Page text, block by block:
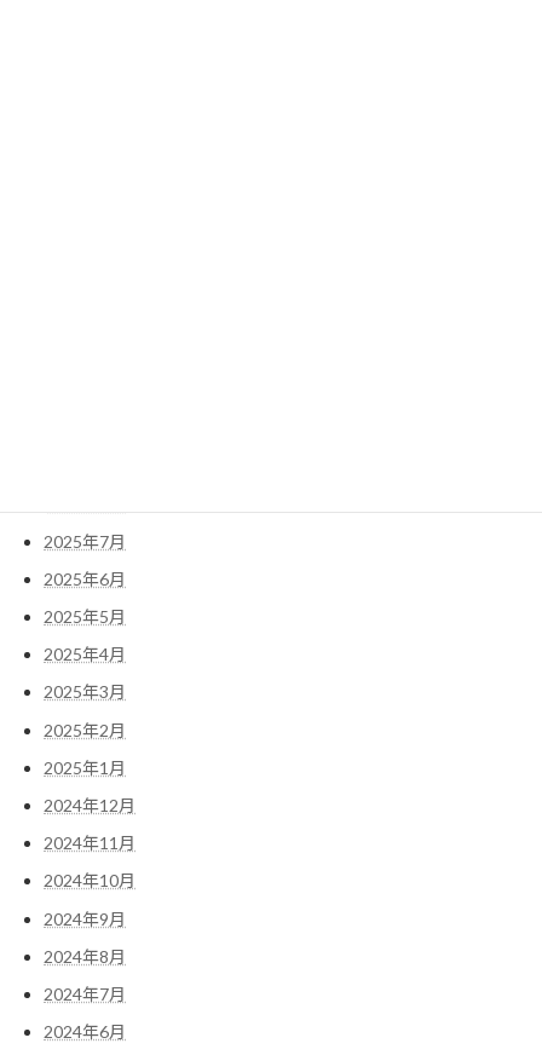
2025年7月
2025年6月
2025年5月
2025年4月
2025年3月
2025年2月
2025年1月
2024年12月
2024年11月
2024年10月
2024年9月
2024年8月
2024年7月
2024年6月